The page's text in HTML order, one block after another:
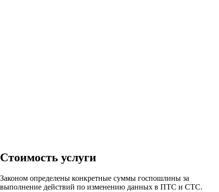
Стоимость услуги
Законом определены конкретные суммы госпошлины за
выполнение действий по изменению данных в ПТС и СТС.